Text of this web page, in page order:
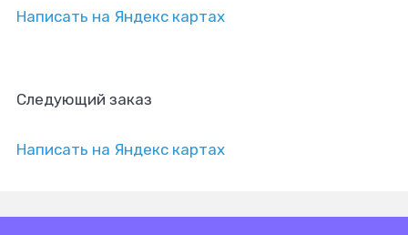
Написать на Яндекс картах
Следующий заказ
Написать на Яндекс картах